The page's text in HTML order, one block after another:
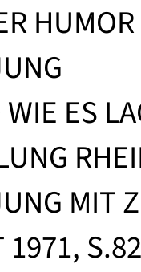
HUMOR
ES
MIT
1971,